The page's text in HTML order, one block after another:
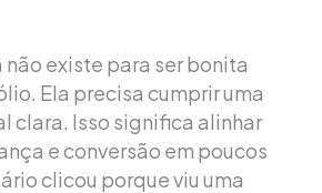
existe para ser bonita
Ela precisa cumprir uma
clara. Isso significa alinhar
e conversão em poucos
clicou porque viu uma